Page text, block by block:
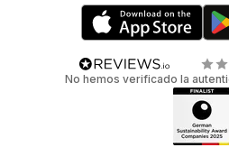
No hemos verificado la